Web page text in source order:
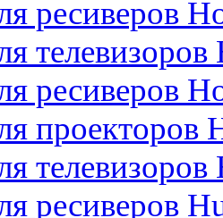
ресиверов
ресиверов
проекторов
телевизоров
ресиверов